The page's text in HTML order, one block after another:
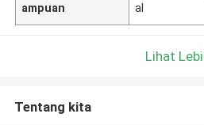
ampuan
al
Lihat
Tentang kita